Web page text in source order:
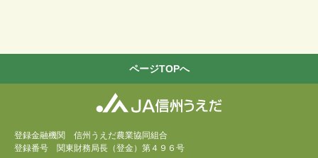
ページTOPへ
登録金融機関 信州うえだ農業協同組合
登録番号 関東財務局長（登金）第４９６号